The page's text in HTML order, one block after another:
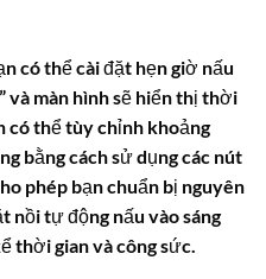
có thể cài đặt hẹn giờ nấu
và màn hình sẽ hiển thị thời
có thể tùy chỉnh khoảng
bằng cách sử dụng các nút
phép bạn chuẩn bị nguyên
nồi tự động nấu vào sáng
thời gian và công sức.